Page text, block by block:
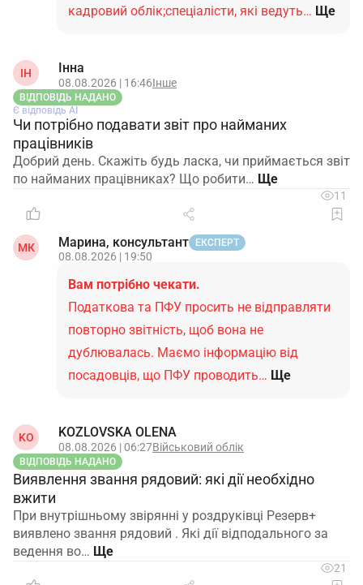
кадровий облік;спеціалісти, які ведуть… Ще
ІН Інна
08.08.2026 | 16:46Інше
ВІДПОВІДЬ НАДАНО
Є відповідь АІ
Чи потрібно подавати звіт про найманих
працівників
Добрий день. Скажіть будь ласка, чи приймається звіт
по найманих працівниках? Що робити…
11
МК Марина, консультант ЕКСПЕРТ
08.08.2026 | 19:50
Вам потрібно чекати.
Податкова та ПФУ просить не відправляти
повторно звітність, щоб вона не
дублювалась. Маємо інформацію від
посадовців, що ПФУ проводить… Ще
KO KOZLOVSKA OLENA
08.08.2026 | 06:27Військовий облік
ВІДПОВІДЬ НАДАНО
Виявлення звання рядовий: які дії необхідно
вжити
При внутрішньому звірянні у роздруківці Резерв+
виявлено звання рядовий . Які дії відподального за
ведення во…
21